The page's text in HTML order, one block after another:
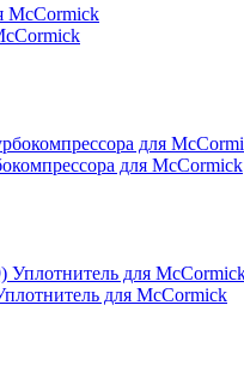
для McCormick
для McCormick